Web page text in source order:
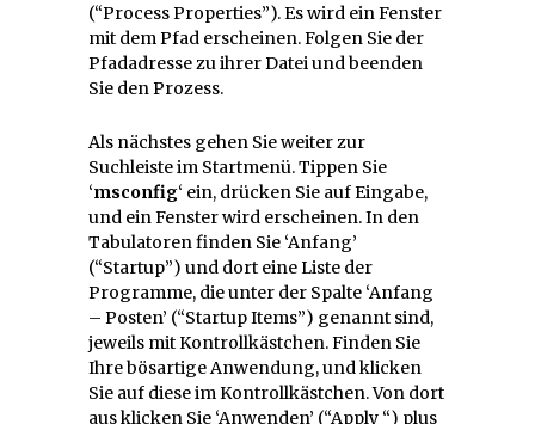
(“Process Properties”). Es wird ein Fenster
mit dem Pfad erscheinen. Folgen Sie der
Pfadadresse zu ihrer Datei und beenden
Sie den Prozess.
Als nächstes gehen Sie weiter zur
Suchleiste im Startmenü. Tippen Sie
‘msconfig‘ ein, drücken Sie auf Eingabe,
und ein Fenster wird erscheinen. In den
Tabulatoren finden Sie ‘Anfang’
(“Startup”) und dort eine Liste der
Programme, die unter der Spalte ‘Anfang
– Posten’ (“Startup Items”) genannt sind,
jeweils mit Kontrollkästchen. Finden Sie
Ihre bösartige Anwendung, und klicken
Sie auf diese im Kontrollkästchen. Von dort
aus klicken Sie ‘Anwenden’ (“Apply “) plus